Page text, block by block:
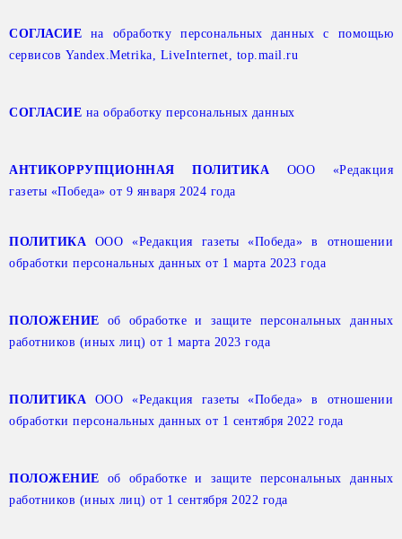
СОГЛАСИЕ на обработку персональных данных с помощью
сервисов Yandex.Metrika, LiveInternet, top.mail.ru
СОГЛАСИЕ на обработку персональных данных
АНТИКОРРУПЦИОННАЯ ПОЛИТИКА ООО «Редакция
газеты «Победа» от 9 января 2024 года
ПОЛИТИКА ООО «Редакция газеты «Победа» в отношении
обработки персональных данных от 1 марта 2023 года
ПОЛОЖЕНИЕ об обработке и защите персональных данных
работников (иных лиц) от 1 марта 2023 года
ПОЛИТИКА ООО «Редакция газеты «Победа» в отношении
обработки персональных данных от 1 сентября 2022 года
ПОЛОЖЕНИЕ об обработке и защите персональных данных
работников (иных лиц) от 1 сентября 2022 года